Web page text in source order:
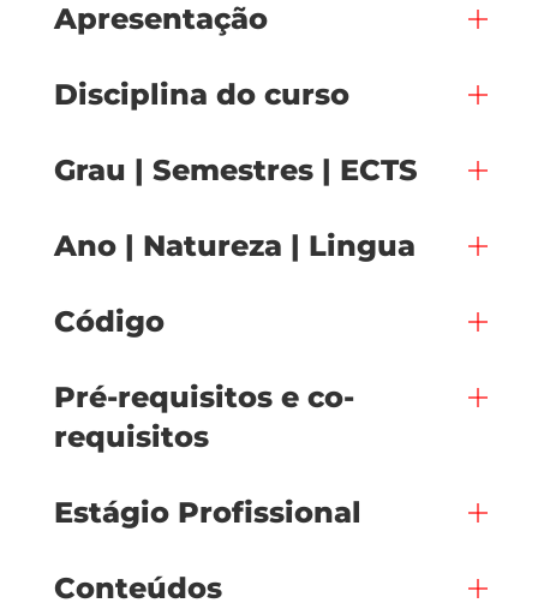
Apresentação
Disciplina do curso
Grau | Semestres | ECTS
Ano | Natureza | Lingua
Código
Pré-requisitos e co-
requisitos
Estágio Profissional
Conteúdos